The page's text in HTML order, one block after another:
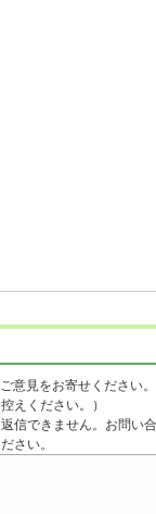
意見をお寄せください
えください。）
信できません。お問い
さい。